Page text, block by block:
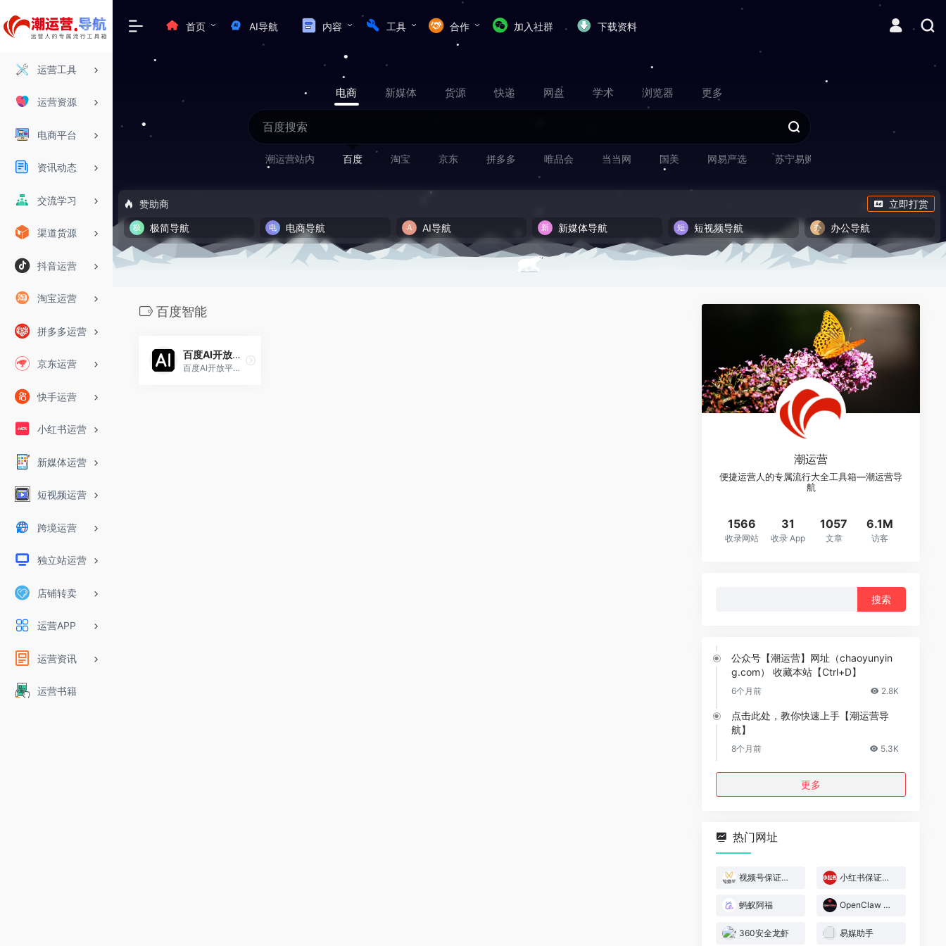
运营工具
运营资源
电商平台
资讯动态
交流学习
渠道货源
抖音运营
淘宝运营
拼多多运营
京东运营
快手运营
小红书运营
新媒体运营
短视频运营
跨境运营
独立站运营
店铺转卖
运营APP
运营资讯
运营书籍
首页 AI导航 内容 工具 合作 加入社群 下载资料
电商 新媒体 货源 快递 网盘 学术 浏览器 更多
潮运营站内 百度 淘宝 京东 拼多多 唯品会 当当网 国美 网易严选 苏宁易购
赞助商
立即打赏
极简导航
电商导航 AI导航 新媒体导航 短视频导航 办公导航
百度智能
百度AI开放平台
百度AI开放平台提供全球领先的语音、图像、NLP等多项人工智能技术，开放对话式人工智能系统、智能驾驶系统两大行业生态，共享AI领域最新的应用场景和解决方案，帮您提升竞争力，开创未来。
潮运营
便捷运营人的专属流行大全工具箱—潮运营导
航
1566
收录网站
31
收录 App
1057
文章
6.1M
访客
公众号【潮运营】网址（chaoyunyin
g.com） 收藏本站【Ctrl+D】
6个月前 2.8K
点击此处，教你快速上手【潮运营导
航】
8个月前 5.3K
更多
热门网址
视频号保证金规则 小红书保证金规则
蚂蚁阿福 OpenClaw 官网
360安全龙虾 易媒助手